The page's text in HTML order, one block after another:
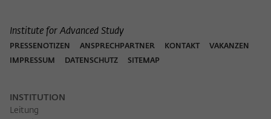
Institute for Advanced Study
PRESSENOTIZEN ANSPRECHPARTNER KONTAKT
VAKANZEN
IMPRESSUM
DATENSCHUTZ SITEMAP
INSTITUTION
Leitung